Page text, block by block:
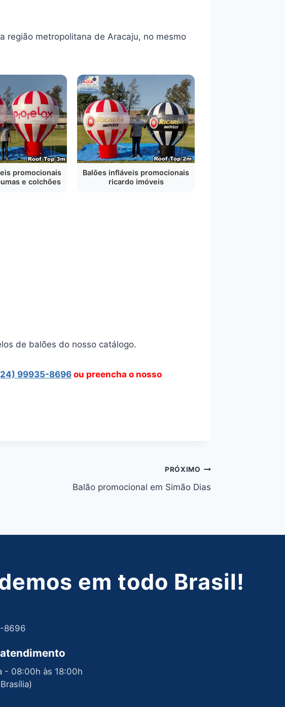
região metropolitana de Aracaju, no mesmo
promocionais
e colchões
Balões infláveis promocionais
ricardo imóveis
de balões do nosso catálogo.
99935-8696ou preencha o nosso
PRÓXIMO
Balão promocional em Simão Dias
em todo Brasil!
8696
- 08:00h às 18:00h